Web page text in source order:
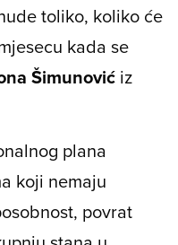
toliko, koliko će
kada se
Šimunović iz
plana
koji nemaju
povrat